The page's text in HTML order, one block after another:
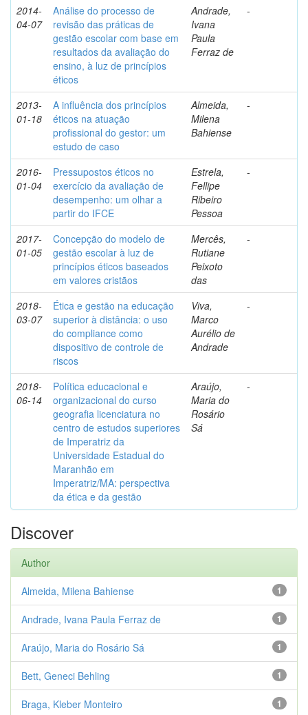
2014-
04-07
Análise do processo de
revisão das práticas de
gestão escolar com base em
resultados da avaliação do
ensino, à luz de princípios
éticos
Andrade,
Ivana
Paula
Ferraz de
-
2013-
01-18
A influência dos princípios
éticos na atuação
profissional do gestor: um
estudo de caso
Almeida,
Milena
Bahiense
-
2016-
01-04
Pressupostos éticos no
exercício da avaliação de
desempenho: um olhar a
partir do IFCE
Estrela,
Fellipe
Ribeiro
Pessoa
-
2017-
01-05
Concepção do modelo de
gestão escolar à luz de
princípios éticos baseados
em valores cristãos
Mercês,
Rutiane
Peixoto
das
-
2018-
03-07
Ética e gestão na educação
superior à distância: o uso
do compliance como
dispositivo de controle de
riscos
Viva,
Marco
Aurélio de
Andrade
-
2018-
06-14
Política educacional e
organizacional do curso
geografia licenciatura no
centro de estudos superiores
de Imperatriz da
Universidade Estadual do
Maranhão em
Imperatriz/MA: perspectiva
da ética e da gestão
Araújo,
Maria do
Rosário
Sá
-
Discover
Author
1
Almeida, Milena Bahiense
1
Andrade, Ivana Paula Ferraz de
1
Araújo, Maria do Rosário Sá
1
Bett, Geneci Behling
1
Braga, Kleber Monteiro